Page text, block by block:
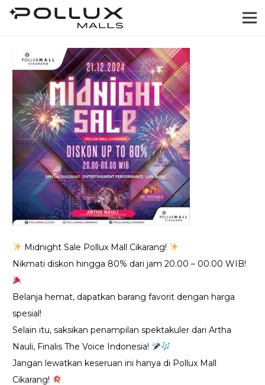
Midnight Sale Pollux Mall Cikarang!
Nikmati diskon hingga 80% dari jam 20.00 – 00.00 WIB!
Belanja hemat, dapatkan barang favorit dengan harga
spesial!
Selain itu, saksikan penampilan spektakuler dari Artha
Nauli, Finalis The Voice Indonesia!
Jangan lewatkan keseruan ini hanya di Pollux Mall
Cikarang!